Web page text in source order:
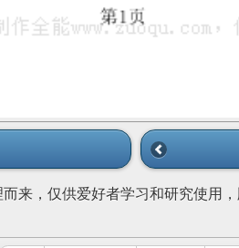
来，仅供爱好者学习和研究使用